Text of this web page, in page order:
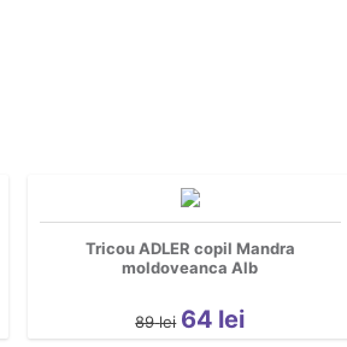
Tricou ADLER copil Mandra
moldoveanca Alb
89 lei 64 lei